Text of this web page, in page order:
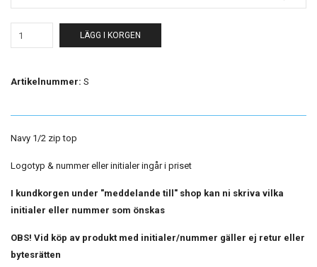
LÄGG I KORGEN
Artikelnummer: S
Navy 1/2 zip top
Logotyp & nummer eller initialer ingår i priset
I kundkorgen under "meddelande till" shop kan ni skriva vilka
initialer eller nummer som önskas
OBS! Vid köp av produkt med initialer/nummer gäller ej retur eller
bytesrätten